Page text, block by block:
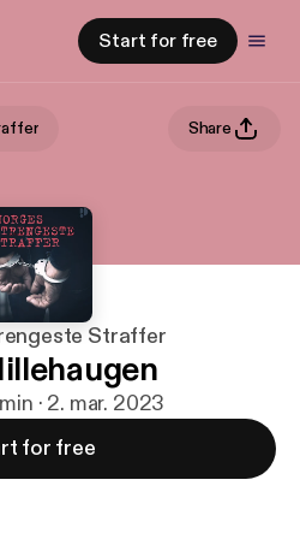
Start for free
Share
Straffer
· 2. mar. 2023
for free